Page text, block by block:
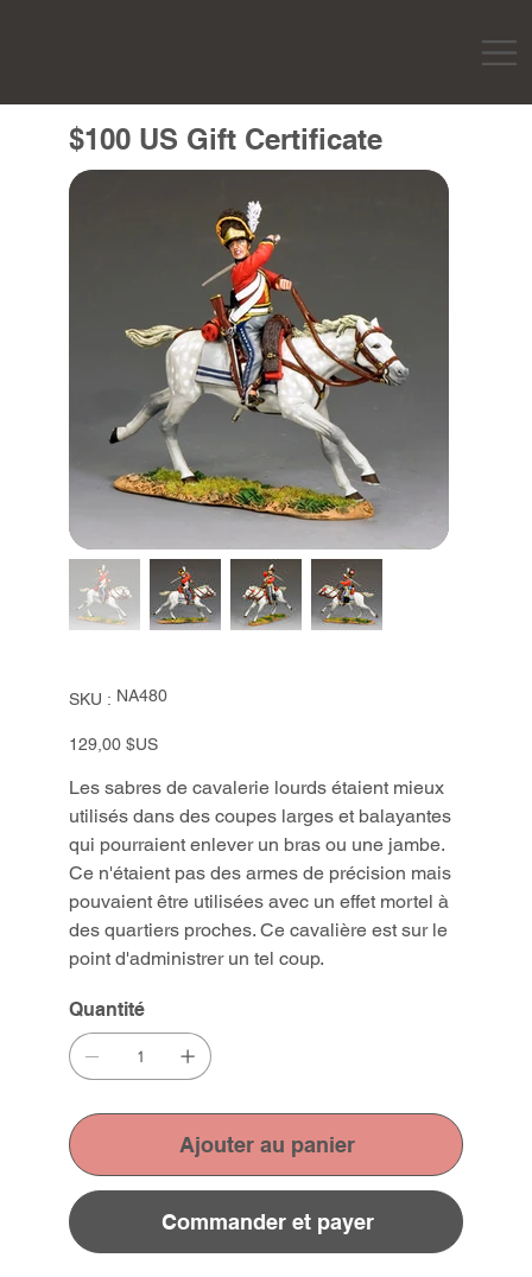
$100 US Gift Certificate
SKU : SKU
NA480
NA480
Prix
129,00 $US
Les sabres de cavalerie lourds étaient mieux
utilisés dans des coupes larges et balayantes
qui pourraient enlever un bras ou une jambe.
Ce n'étaient pas des armes de précision mais
pouvaient être utilisées avec un effet mortel à
des quartiers proches. Ce cavalière est sur le
point d'administrer un tel coup.
Quantité
Ajouter au panier
Commander et payer